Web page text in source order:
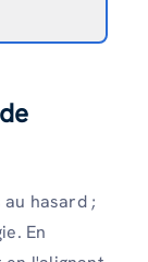
hasard ;
En